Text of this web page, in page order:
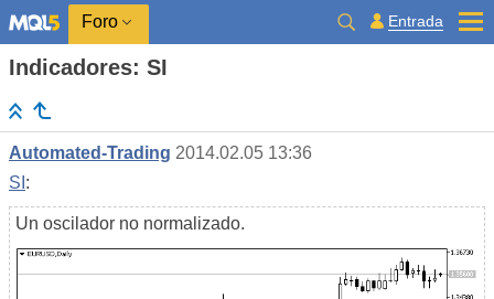
Foro Entrada
Indicadores: SI
Automated-Trading 2014.02.05 13:36
SI :
Un oscilador no normalizado.